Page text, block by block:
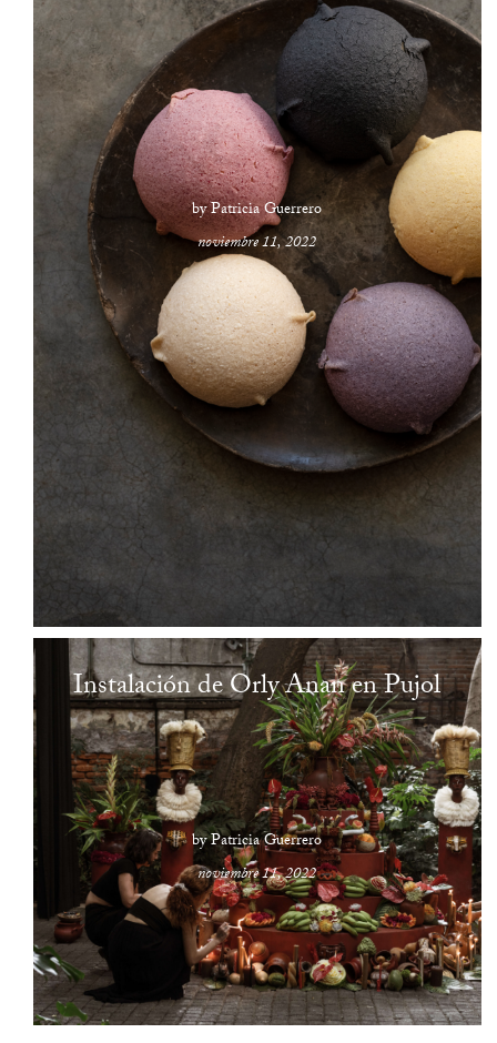
noviembre 11, 2022
by Patricia Guerrero
Instalación de Orly Anan en Pujol
noviembre 11, 2022
by Patricia Guerrero